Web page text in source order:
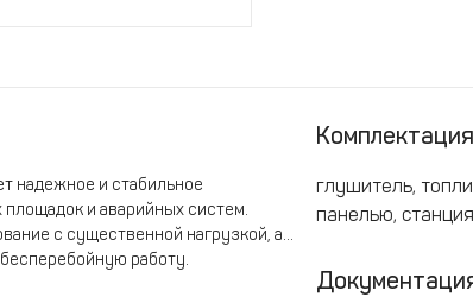
надежное и стабильное
и аварийных систем.
с существенной нагрузкой, а
работу.
Комплектация
глушитель,
панелью,